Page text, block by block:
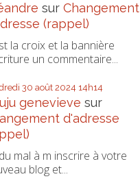
sur Changement
(rappel)
la croix et la bannière
un commentaire...
30 août 2024 14h14
genevieve sur
d'adresse
du mal à m inscrire à votre
blog et...